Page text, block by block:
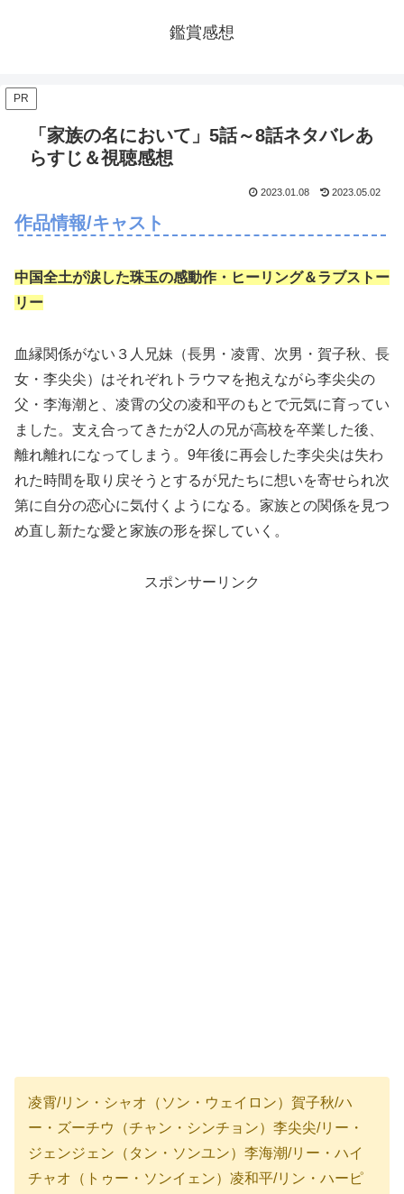
鑑賞感想
PR
「家族の名において」5話～8話ネタバレあ
らすじ＆視聴感想
2023.01.08 2023.05.02
作品情報/キャスト
中国全土が涙した珠玉の感動作・ヒーリング＆ラブストー
リー
血縁関係がない３人兄妹（長男・凌霄、次男・賀子秋、長
女・李尖尖）はそれぞれトラウマを抱えながら李尖尖の
父・李海潮と、凌霄の父の凌和平のもとで元気に育ってい
ました。支え合ってきたが2人の兄が高校を卒業した後、
離れ離れになってしまう。9年後に再会した李尖尖は失わ
れた時間を取り戻そうとするが兄たちに想いを寄せられ次
第に自分の恋心に気付くようになる。家族との関係を見つ
め直し新たな愛と家族の形を探していく。
スポンサーリンク
凌霄/リン・シャオ（ソン・ウェイロン）賀子秋/ハ
ー・ズーチウ（チャン・シンチョン）李尖尖/リー・
ジェンジェン（タン・ソンユン）李海潮/リー・ハイ
チャオ（トゥー・ソンイェン）凌和平/リン・ハーピ